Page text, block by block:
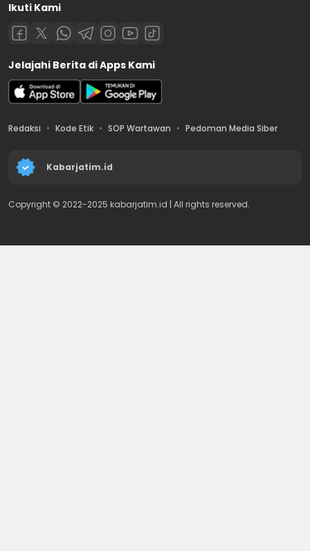
Ikuti Kami
Jelajahi Berita di Apps Kami
Redaksi Kode Etik SOP Wartawan Pedoman Media Siber
Kabarjatim.id
Copyright © 2022-2025 kabarjatim.id | All rights reserved.